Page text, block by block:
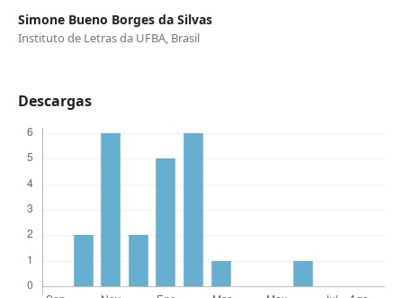
Simone Bueno Borges da Silvas
Instituto de Letras da UFBA, Brasil
Descargas